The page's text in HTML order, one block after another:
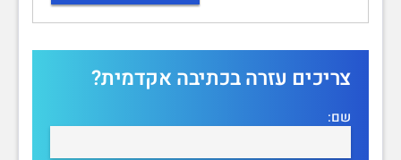
צריכים עזרה בכתיבה אקדמית?
שם: